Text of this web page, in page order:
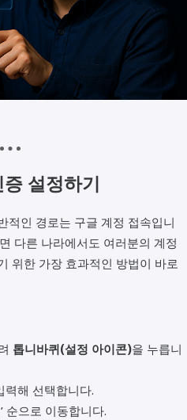
설정하기
적인 경로는 구글 계정 접속입니
다른 나라에서도 여러분의 계정
위한 가장 효과적인 방법이 바로
톱니바퀴(설정 아이콘)을 누릅니
력해 선택합니다.
순으로 이동합니다.